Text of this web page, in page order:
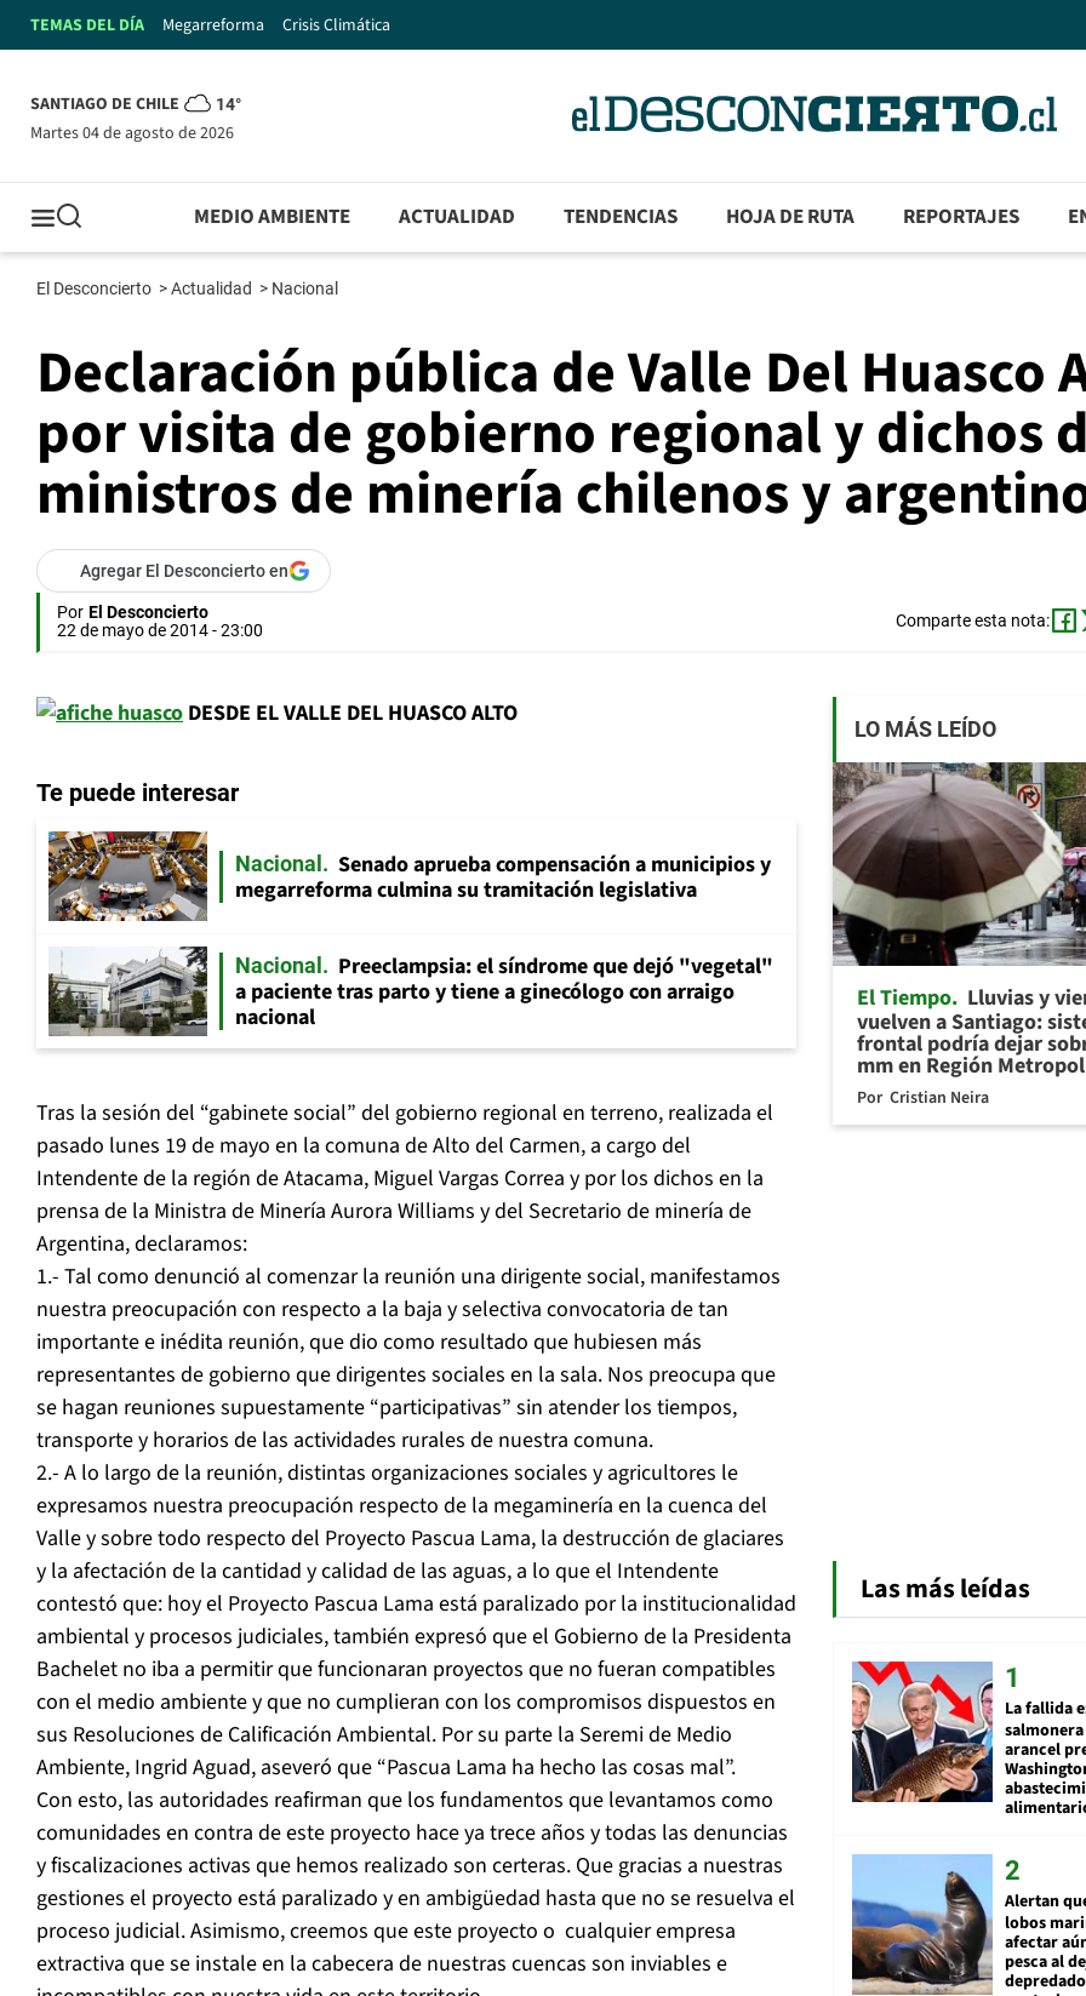
TEMAS DEL DÍA Megarreforma Crisis Climática
SANTIAGO DE CHILE 14°
martes 04 de agosto de 2026
MEDIO AMBIENTE ACTUALIDAD TENDENCIAS HOJA DE RUTA REPORTAJES
El Desconcierto >Actualidad > Nacional
Declaración pública de Valle Del Huasco
por visita de gobierno regional y dichos
ministros de minería chilenos y
Agregar El Desconcierto en
Por El Desconcierto
22 de mayo de 2014 - 23:00
Comparte esta nota:
DESDE EL VALLE DEL HUASCO ALTO
Te puede interesar
Nacional
Senado aprueba compensación a municipios y
megarreforma culmina su tramitación legislativa
Nacional
Preeclampsia: el síndrome que dejó "vegetal"
a paciente tras parto y tiene a ginecólogo con arraigo
nacional
Tras la sesión del “gabinete social” del gobierno regional en terreno, realizada el
pasado lunes 19 de mayo en la comuna de Alto del Carmen, a cargo del
Intendente de la región de Atacama, Miguel Vargas Correa y por los dichos en la
prensa de la Ministra de Minería Aurora Williams y del Secretario de minería de
Argentina, declaramos:
1.- Tal como denunció al comenzar la reunión una dirigente social, manifestamos
nuestra preocupación con respecto a la baja y selectiva convocatoria de tan
importante e inédita reunión, que dio como resultado que hubiesen más
representantes de gobierno que dirigentes sociales en la sala. Nos preocupa que
se hagan reuniones supuestamente “participativas” sin atender los tiempos,
transporte y horarios de las actividades rurales de nuestra comuna.
2.- A lo largo de la reunión, distintas organizaciones sociales y agricultores le
expresamos nuestra preocupación respecto de la megaminería en la cuenca del
Valle y sobre todo respecto del Proyecto Pascua Lama, la destrucción de glaciares
y la afectación de la cantidad y calidad de las aguas, a lo que el Intendente
contestó que: hoy el Proyecto Pascua Lama está paralizado por la institucionalidad
ambiental y procesos judiciales, también expresó que el Gobierno de la Presidenta
Bachelet no iba a permitir que funcionaran proyectos que no fueran compatibles
con el medio ambiente y que no cumplieran con los compromisos dispuestos en
sus Resoluciones de Calificación Ambiental. Por su parte la Seremi de Medio
Ambiente, Ingrid Aguad, aseveró que “Pascua Lama ha hecho las cosas mal”.
Con esto, las autoridades reafirman que los fundamentos que levantamos como
comunidades en contra de este proyecto hace ya trece años y todas las denuncias
y fiscalizaciones activas que hemos realizado son certeras. Que gracias a nuestras
gestiones el proyecto está paralizado y en ambigüedad hasta que no se resuelva el
proceso judicial. Asimismo, creemos que este proyecto o cualquier empresa
extractiva que se instale en la cabecera de nuestras cuencas son inviables e
LO MÁS LEÍDO
El Tiempo Lluvias y
vuelven a Santiago:
frontal podría dejar
mm en Región
Por Cristian Neira
Las más leídas
La fallida
arancel
Alertan
lobos
afectar
pesca al